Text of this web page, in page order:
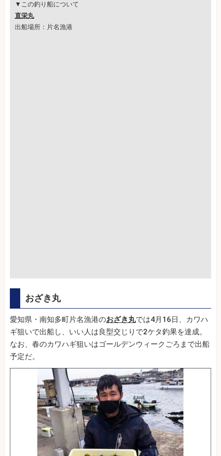
▼この釣り船について
直栄丸
出船場所：片名漁港
おざき丸
愛知県・南知多町片名漁港のおざき丸では4月16日、カワハ
ギ狙いで出船し、いい人は良型交じりで2ケタ釣果を達成。
なお、春のカワハギ狙いはゴールデンウィークごろまで出船
予定だ。